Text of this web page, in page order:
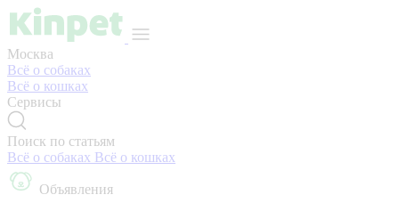
Москва
Всё о собаках
Всё о кошках
Сервисы
Поиск по статьям
Всё о собаках Всё о кошках
Объявления